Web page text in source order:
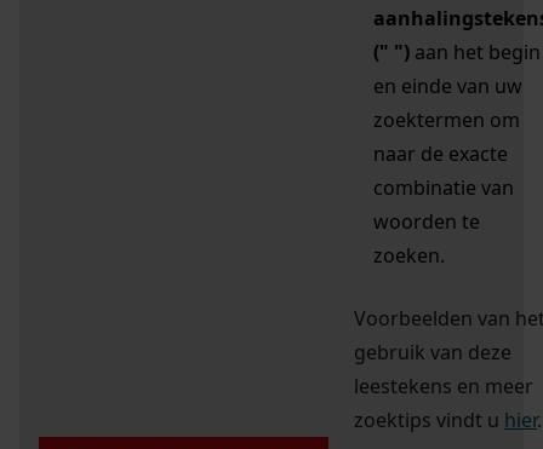
(" ") aan het begin
en einde van uw
zoektermen om
naar de exacte
combinatie van
woorden te
zoeken.
Voorbeelden van
gebruik van deze
leestekens en meer
zoektips vindt u hier.